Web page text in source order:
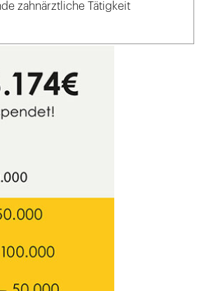
zahnärztliche Tätigkeit